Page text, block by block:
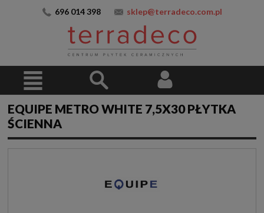
696 014 398 sklep@terradeco.com.pl
EQUIPE METRO WHITE 7,5X30 PŁYTKA
ŚCIENNA